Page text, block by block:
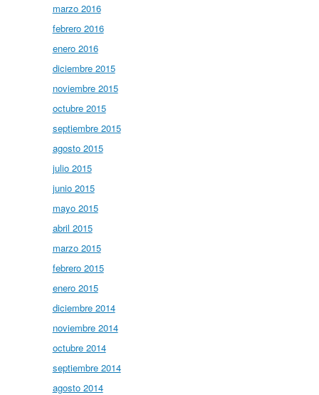
marzo 2016
febrero 2016
enero 2016
diciembre 2015
noviembre 2015
octubre 2015
septiembre 2015
agosto 2015
julio 2015
junio 2015
mayo 2015
abril 2015
marzo 2015
febrero 2015
enero 2015
diciembre 2014
noviembre 2014
octubre 2014
septiembre 2014
agosto 2014